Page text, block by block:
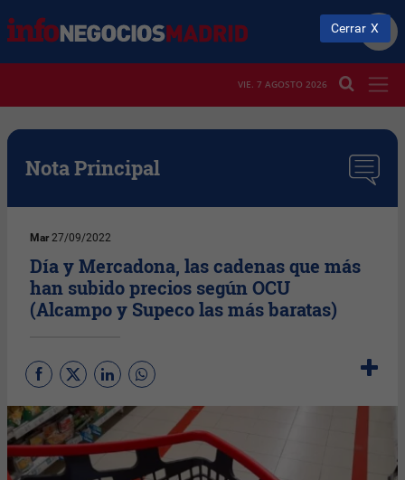
VIE. 7 AGOSTO 2026
Nota Principal
Mar 27/09/2022
Día y Mercadona, las cadenas que más
han subido precios según OCU
(Alcampo y Supeco las más baratas)
Cerrar